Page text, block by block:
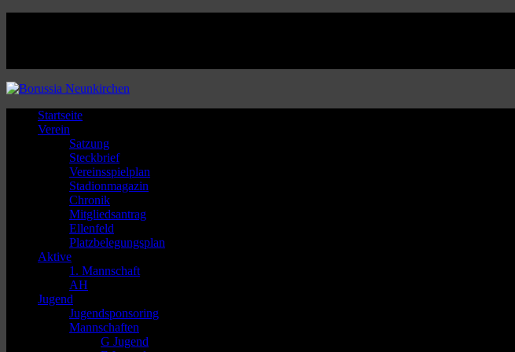
Startseite
Verein
Satzung
Steckbrief
Vereinsspielplan
Stadionmagazin
Chronik
Mitgliedsantrag
Ellenfeld
Platzbelegungsplan
Aktive
1. Mannschaft
AH
Jugend
Jugendsponsoring
Mannschaften
G Jugend